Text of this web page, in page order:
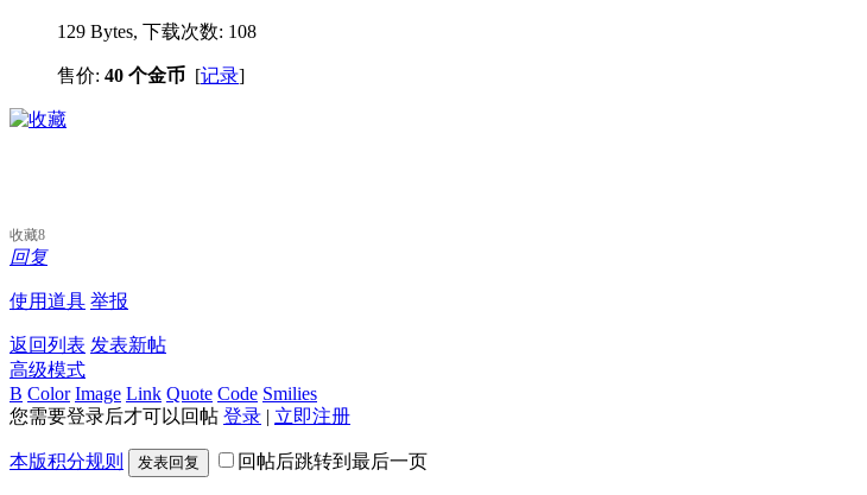
129 Bytes, 下载次数: 108
售价: 40 个金币 [记录]
收藏8
回复
使用道具 举报
返回列表 发表新帖
高级模式
B Color Image Link Quote Code Smilies
您需要登录后才可以回帖 登录 | 立即注册
本版积分规则 发表回复 回帖后跳转到最后一页